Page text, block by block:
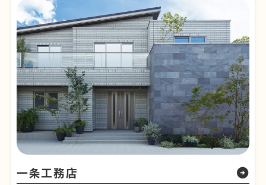
一条工務店 arrow_circle_right